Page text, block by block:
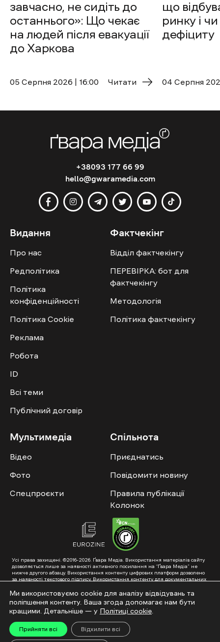
завчасно, не сидіть до
останнього»: Що чекає
на людей після евакуації
до Харкова
05 Cерпня 2026 | 16:00 Читати
що
ринку і
дефіциту
04 Cерпня
+38093 177 66 99
hello@gwaramedia.com
Видання
Про нас
Редполітика
Політика
конфіденційності
Політика Cookie
Реклама
Робота
ID
Всі теми
Публічний договір
Фактчекінг
Відділ фактчекінгу
ПЕРЕВІРКА: бот для
фактчекінгу
Методологія
Політика фактчекінгу
Мультимедіа
Відео
Фото
Спецпроєкти
Спільнота
Приєднатись
Повідомити новину
Правила публікації
Колонок
Усі права захищені. ©2016-2026. Ґвара Медіа. Використання матеріалів сайту
дозволяється лише за наявності активного посилання на “Ґвара Медіа” не
нижче другого абзацу. Використання контенту цифрових платформ дозволено
за наявності текстового підпису. Використання контенту для документальних
схвалення від редакції.
Суб’єкт у сфері онлайн-медіа; ідентифікатор медіа – R40-01353. Поштова
адреса: ГО «Ґвара Медіа», 61057, Харків, вул. Гоголя, 14, абонентська скринька
№7400
Підкинь нам тему на пошту – hello@gwaramedia.com
Модернізація сайту:
Ми використовуємо cookie для аналізу відвідувань та
поліпшення контенту. Ваша згода допомагає нам бути
кращими. Детальніше — у Політиці cookie
Прийняти всі Відхилити всі